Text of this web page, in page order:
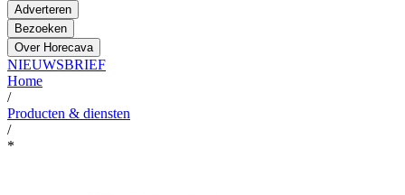
Adverteren
Bezoeken
Over Horecava
NIEUWSBRIEF
Home
/
Producten & diensten
/
*